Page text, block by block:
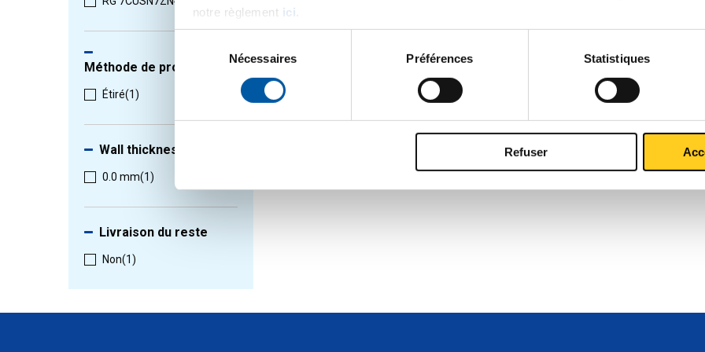
notre règlement ici
consentement
Nécessaires Préférences Statistiques
Refuser
Méthode de production
Étiré(1)
Wall thickness
0.0 mm(1)
Livraison du reste
Non(1)